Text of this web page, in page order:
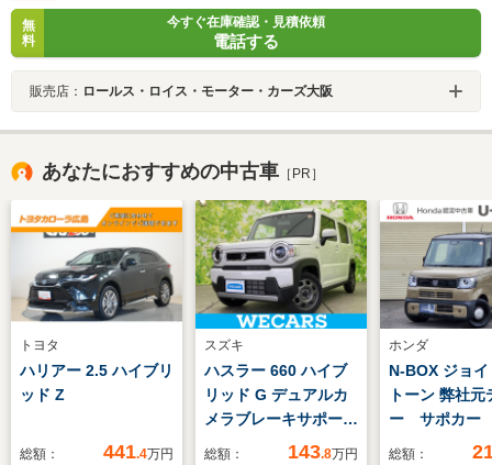
無
料
今すぐ在庫確認・見積依頼
電話する
販売店： ロールス・ロイス・モーター・カーズ大阪
あなたにおすすめの中古車 ［PR］
トヨタ
ハリアー 2.5 ハイブリ
ッド Z
総額： 441.4万円
スズキ
ハスラー 660 ハイブ
リッド G デュアルカ
メラブレーキサポート
(スズキ)/シートヒータ
総額： 143.8万円
ホンダ
N-BOX ジョ
トーン 弊社元
ー サポカー
インチコネ
総額：